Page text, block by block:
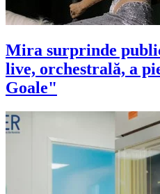
Mira surprinde
live, orchestrală, a
Goale"